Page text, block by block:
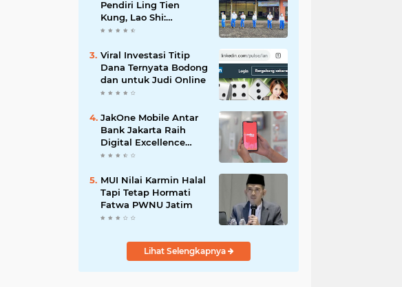
Pendiri Ling Tien
Kung, Lao Shi:
Amanah Harus Kita
Viral Investasi Titip
Dana Ternyata Bodong
dan untuk Judi Online
JakOne Mobile Antar
Bank Jakarta Raih
Digital Excellence
Awards 2026
MUI Nilai Karmin Halal
Tapi Tetap Hormati
Fatwa PWNU Jatim
Lihat Selengkapnya